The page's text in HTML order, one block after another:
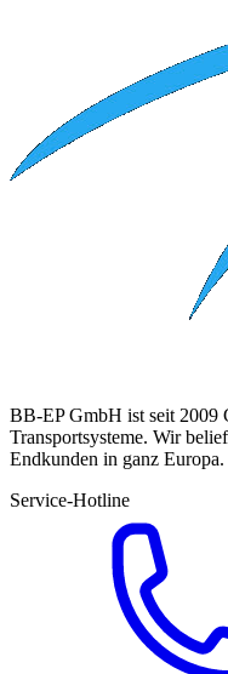
BB-EP GmbH ist seit 2009
Transportsysteme. Wir
Endkunden in ganz Europa.
Service-Hotline